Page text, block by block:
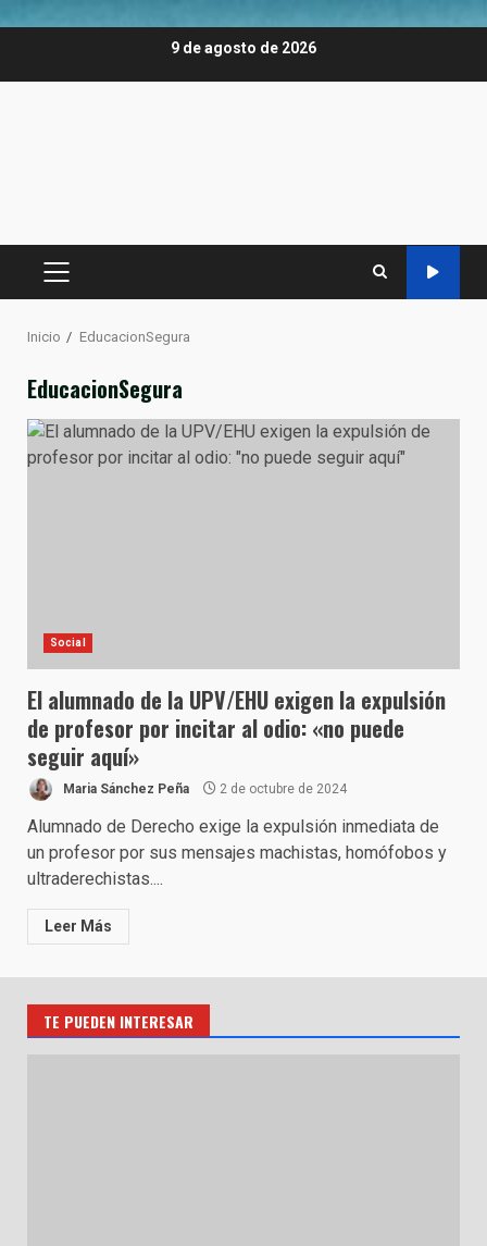
9 de agosto de 2026
MENÚ
Inicio EducacionSegura
EducacionSegura
Social
El alumnado de la UPV/EHU exigen la expulsión
de profesor por incitar al odio: «no puede
seguir aquí»
Maria Sánchez Peña 2 de octubre de 2024
Alumnado de Derecho exige la expulsión inmediata de
un profesor por sus mensajes machistas, homófobos y
ultraderechistas....
Leer Más
TE PUEDEN INTERESAR